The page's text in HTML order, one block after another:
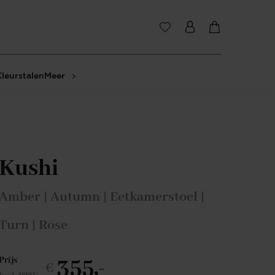
Meer
Kushi
Amber | Autumn | Eetkamerstoel |
Turn | Rose
Prijs
€ 355,-